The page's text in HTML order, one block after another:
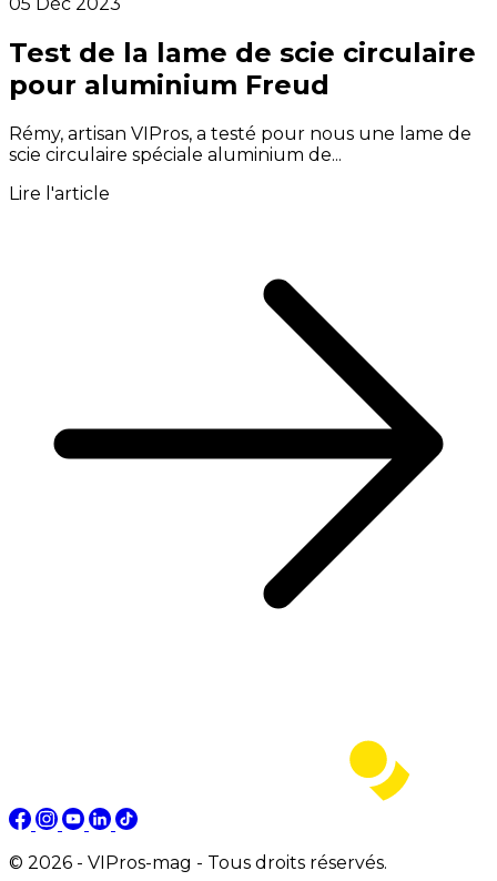
Test de la lame de scie circulaire
pour aluminium Freud
Rémy, artisan VIPros, a testé pour nous une lame de
scie circulaire spéciale aluminium de...
Lire l'article
© 2026 - VIPros-mag - Tous droits réservés.